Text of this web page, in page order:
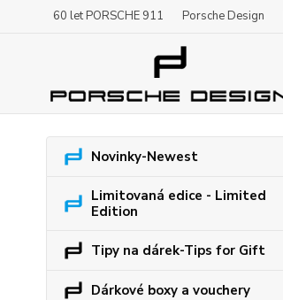
60 let PORSCHE 911 Porsche Design
Novinky-Newest
Limitovaná edice - Limited
Edition
Tipy na dárek-Tips for Gift
Dárkové boxy a vouchery